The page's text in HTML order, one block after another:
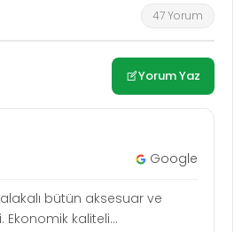
47 Yorum
Yorum Yaz
Google
bütün aksesuar ve
Ekonomik kaliteli...